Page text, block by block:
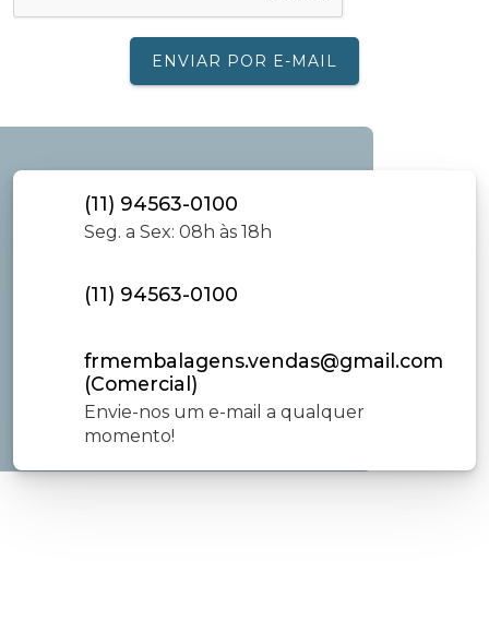
ENVIAR POR E-MAIL
(11) 94563-0100
Seg. a Sex: 08h às 18h
(11) 94563-0100
frmembalagens.vendas@gmail.com
(Comercial)
Envie-nos um e-mail a qualquer
momento!